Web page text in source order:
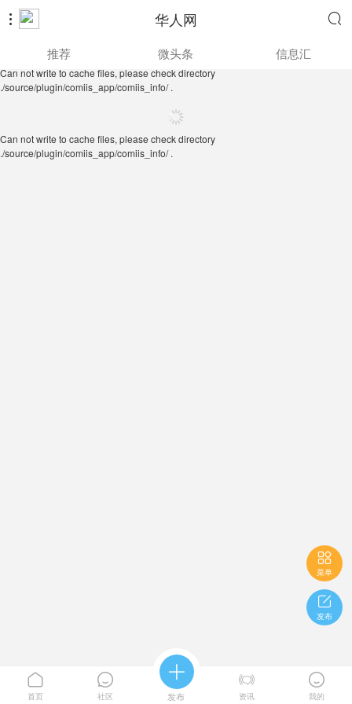
 华人网 
./source/plugin/comiis_app/comiis_info/ .
推荐 微头条 信息汇
Can not write to cache files, please check directory
./source/plugin/comiis_app/comiis_info/ .

菜单

发布

首页

社区

发布

资讯

我的
Can not write to cache files, please check directory
./source/plugin/comiis_app/comiis_info/ .